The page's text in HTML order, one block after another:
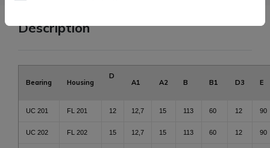
Description
Bearing Housing
D
A1 A2 B B1 D3 E
UC 201 FL 201 12 12,7 15 113 60 12 90
UC 202 FL 202 15 12,7 15 113 60 12 90